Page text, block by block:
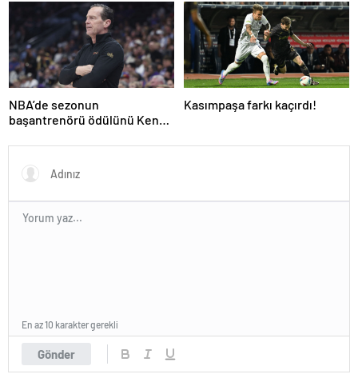
NBA’de sezonun
başantrenörü ödülünü Kenny
Kasımpaşa farkı kaçırdı!
Gönder
En az 10 karakter gerekli